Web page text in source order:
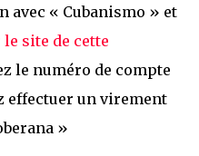
avec « Cubanismo » et
le site de cette
le numéro de compte
effectuer un virement
»